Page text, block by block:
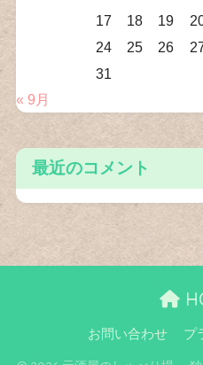
17
18 19
24
25 26
31
« 9月
最近のコメント
お問い合わせ プ